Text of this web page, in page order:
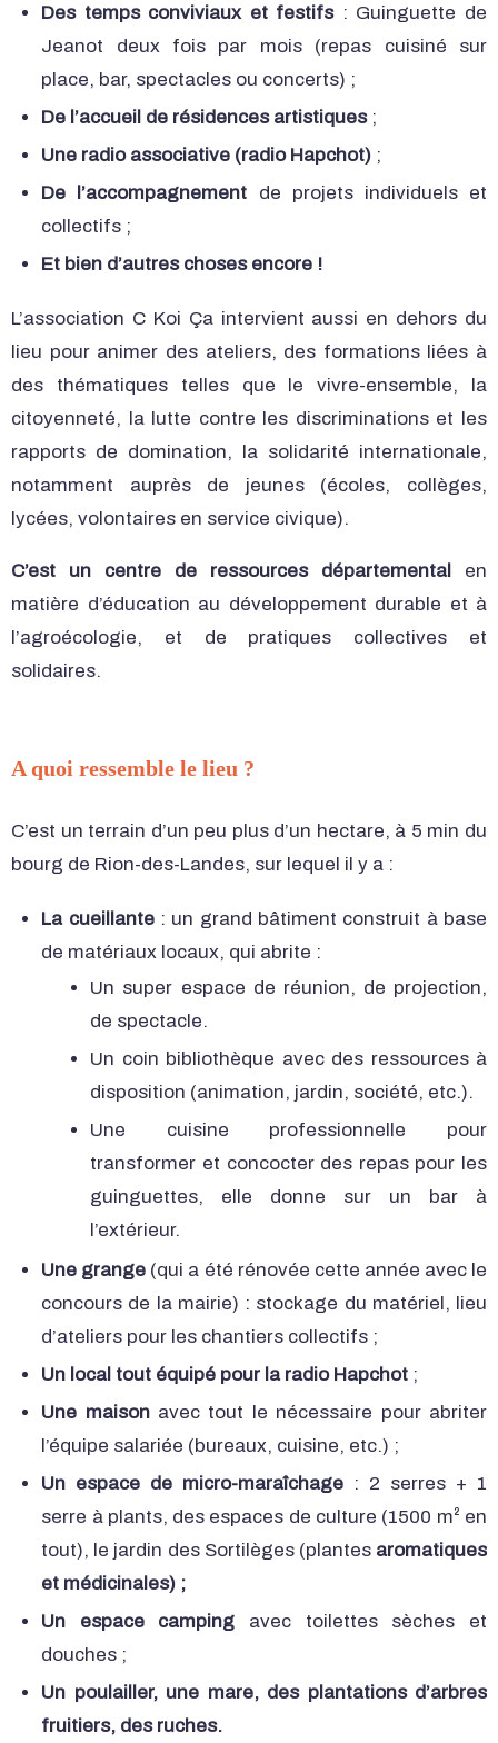
Des temps conviviaux et festifs: Guinguette de
Jeanot deux fois par mois (repas cuisiné sur
place, bar, spectacles ou concerts) ;
De l’accueil de résidences artistiques;
Une radio associative (radio Hapchot) ;
De l’accompagnement de projets individuels et
collectifs ;
Et bien d’autres choses encore !
L’association C Koi Ça intervient aussi en dehors du
lieu pour animer des ateliers, des formations liées à
des thématiques telles que le vivre-ensemble, la
citoyenneté, la lutte contre les discriminations et les
rapports de domination, la solidarité internationale,
notamment auprès de jeunes (écoles, collèges,
lycées, volontaires en service civique).
C’est un centre de ressources départemental en
matière d’éducation au développement durable et à
l’agroécologie, et de pratiques collectives et
solidaires.
A quoi ressemble le lieu ?
C’est un terrain d’un peu plus d’un hectare, à 5 min du
bourg de Rion-des-Landes, sur lequel il y a :
La cueillante: un grand bâtiment construit à base
de matériaux locaux, qui abrite :
Un super espace de réunion, de projection,
de spectacle.
Un coin bibliothèque avec des ressources à
disposition (animation, jardin, société, etc.).
Une cuisine professionnelle pour
transformer et concocter des repas pour les
guinguettes, elle donne sur un bar à
l’extérieur.
Une grange (qui a été rénovée cette année avec le
concours de la mairie) : stockage du matériel, lieu
d’ateliers pour les chantiers collectifs ;
Un local tout équipé pour la radio Hapchot ;
Une maisonavec tout le nécessaire pour abriter
l’équipe salariée (bureaux, cuisine, etc.) ;
Un espace de micro-maraîchage : 2 serres + 1
serre à plants, des espaces de culture (1500 m² en
tout), le jardin des Sortilèges (plantes aromatiques
et médicinales) ;
Un espace camping avec toilettes sèches et
douches ;
Un poulailler, une mare, des plantations d’arbres
fruitiers, des ruches.